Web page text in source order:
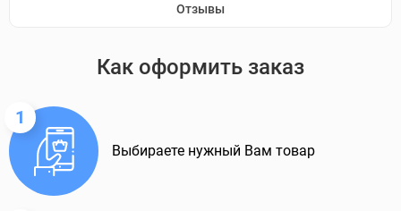
Отзывы
Как оформить заказ
1
Выбираете нужный Вам товар